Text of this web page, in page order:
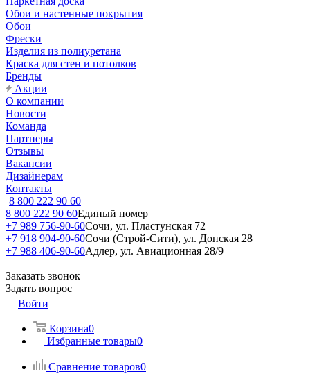
Обои и настенные покрытия
Обои
Фрески
Изделия из полиуретана
Краска для стен и потолков
Бренды
Акции
О компании
Новости
Команда
Партнеры
Отзывы
Вакансии
Дизайнерам
Контакты
8 800 222 90 60
8 800 222 90 60Единый номер
+7 989 756-90-60Сочи, ул. Пластунская 72
+7 918 904-90-60Сочи (Строй-Сити), ул. Донская 28
+7 988 406-90-60Адлер, ул. Авиационная 28/9
Заказать звонок
Задать вопрос
Войти
Корзина0
Избранные товары0
Сравнение товаров0